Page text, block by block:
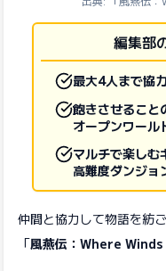
編集部
最大4人まで協
飽きさせること
オープンワール
マルチで楽しむ
高難度ダンジョ
仲間と協力して物語を紡
「風燕伝：Where